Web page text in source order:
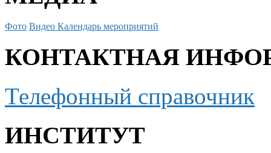
Фото Видео Календарь мероприятий
КОНТАКТНАЯ
Телефонный справочник
ИНСТИТУТ